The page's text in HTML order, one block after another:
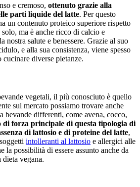
e cremoso, ottenuto grazie alla
parti liquide del latte. Per questo
un contenuto proteico superiore rispetto
ma è anche ricco di calcio e
nostra salute e benessere. Grazie al suo
e alla sua consistenza, viene spesso
diverse pietanze.
vegetali, il più conosciuto è quello
sul mercato possiamo trovare anche
bevande differenti, come avena, cocco,
di forza principale di questa tipologia di
di lattosio e di proteine del latte,
intolleranti al lattosio e allergici alle
la possibilità di essere assunto anche da
dieta vegana.